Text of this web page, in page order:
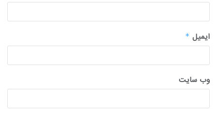
ایمیل *
وب‌ سایت